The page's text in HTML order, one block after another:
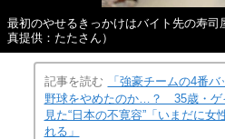
最初のやせるきっかけはバイト先の寿司
真提供：たたさん）
記事を読む
「強豪チームの4番
野球をやめたのか…？ 35歳・ゲ
見た“日本の不寛容”「いまだに女
れる」